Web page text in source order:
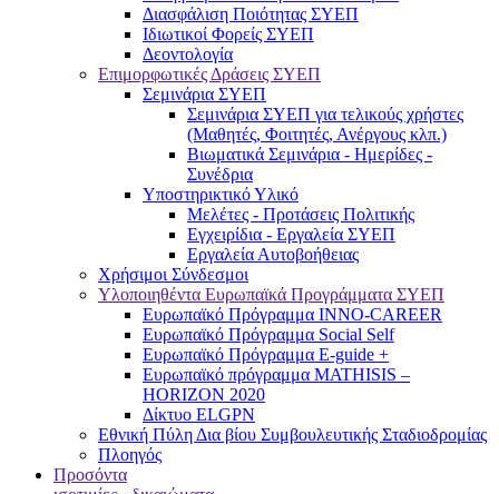
Διασφάλιση Ποιότητας ΣΥΕΠ
Ιδιωτικοί Φορείς ΣΥΕΠ
Δεοντολογία
Επιμορφωτικές Δράσεις ΣΥΕΠ
Σεμινάρια ΣΥΕΠ
Σεμινάρια ΣΥΕΠ για τελικούς χρήστες
(Μαθητές, Φοιτητές, Ανέργους κλπ.)
Βιωματικά Σεμινάρια - Ημερίδες -
Συνέδρια
Υποστηρικτικό Υλικό
Μελέτες - Προτάσεις Πολιτικής
Εγχειρίδια - Εργαλεία ΣΥΕΠ
Εργαλεία Αυτοβοήθειας
Χρήσιμοι Σύνδεσμοι
Υλοποιηθέντα Ευρωπαϊκά Προγράμματα ΣΥΕΠ
Ευρωπαϊκό Πρόγραμμα INNO-CAREER
Ευρωπαϊκό Πρόγραμμα Social Self
Ευρωπαϊκό Πρόγραμμα E-guide +
Ευρωπαϊκό πρόγραμμα MATHISIS –
HORIZON 2020
Δίκτυο ELGPN
Εθνική Πύλη Δια βίου Συμβουλευτικής Σταδιοδρομίας
Πλοηγός
Προσόντα